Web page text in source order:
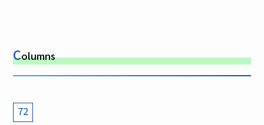
Columns
72